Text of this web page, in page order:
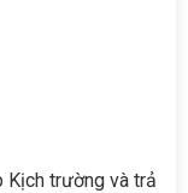
Kịch trường và trả